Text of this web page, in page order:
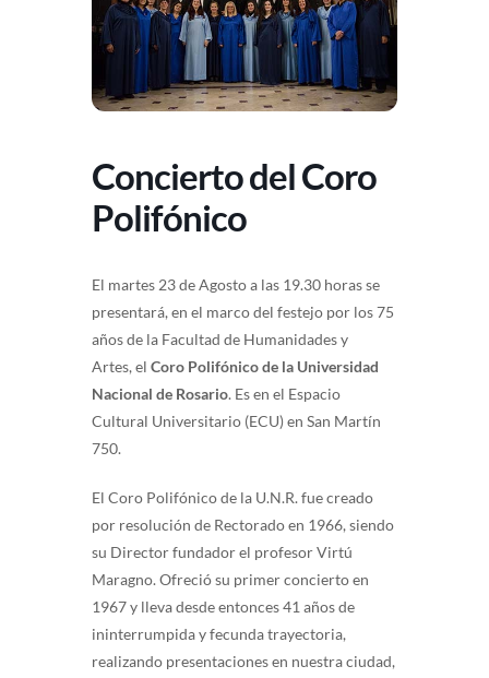
Concierto del Coro
Polifónico
El martes 23 de Agosto a las 19.30 horas se
presentará, en el marco del festejo por los 75
años de la Facultad de Humanidades y
Artes, el Coro Polifónico de la Universidad
Nacional de Rosario. Es en el Espacio
Cultural Universitario (ECU) en San Martín
750.
El Coro Polifónico de la U.N.R. fue creado
por resolución de Rectorado en 1966, siendo
su Director fundador el profesor Virtú
Maragno. Ofreció su primer concierto en
1967 y lleva desde entonces 41 años de
ininterrumpida y fecunda trayectoria,
realizando presentaciones en nuestra ciudad,